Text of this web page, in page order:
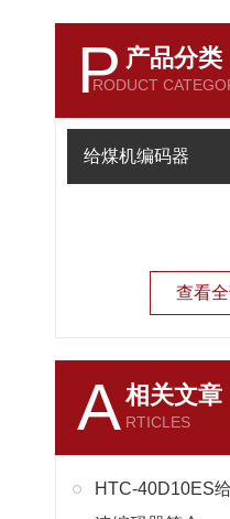
P 产品分类
RODUCT
给煤机编码器
查看
A相关文章
RTICLES
HTC-40D10ES